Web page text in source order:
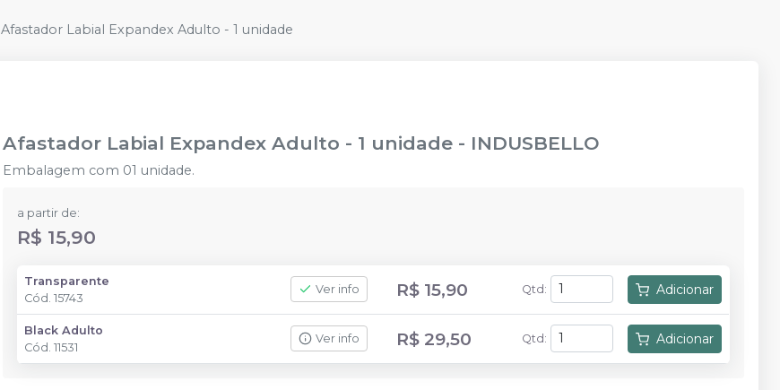
Afastador Labial Expandex Adulto - 1 unidade
Afastador Labial Expandex Adulto - 1 unidade - INDUSBELLO
Embalagem com 01 unidade.
a partir de:
R$ 15,90
Transparente
Cód.15743
Ver info R$ 15,90 Qtd : Adicionar
Black Adulto
Cód.11531
Ver info R$ 29,50 Qtd : Adicionar